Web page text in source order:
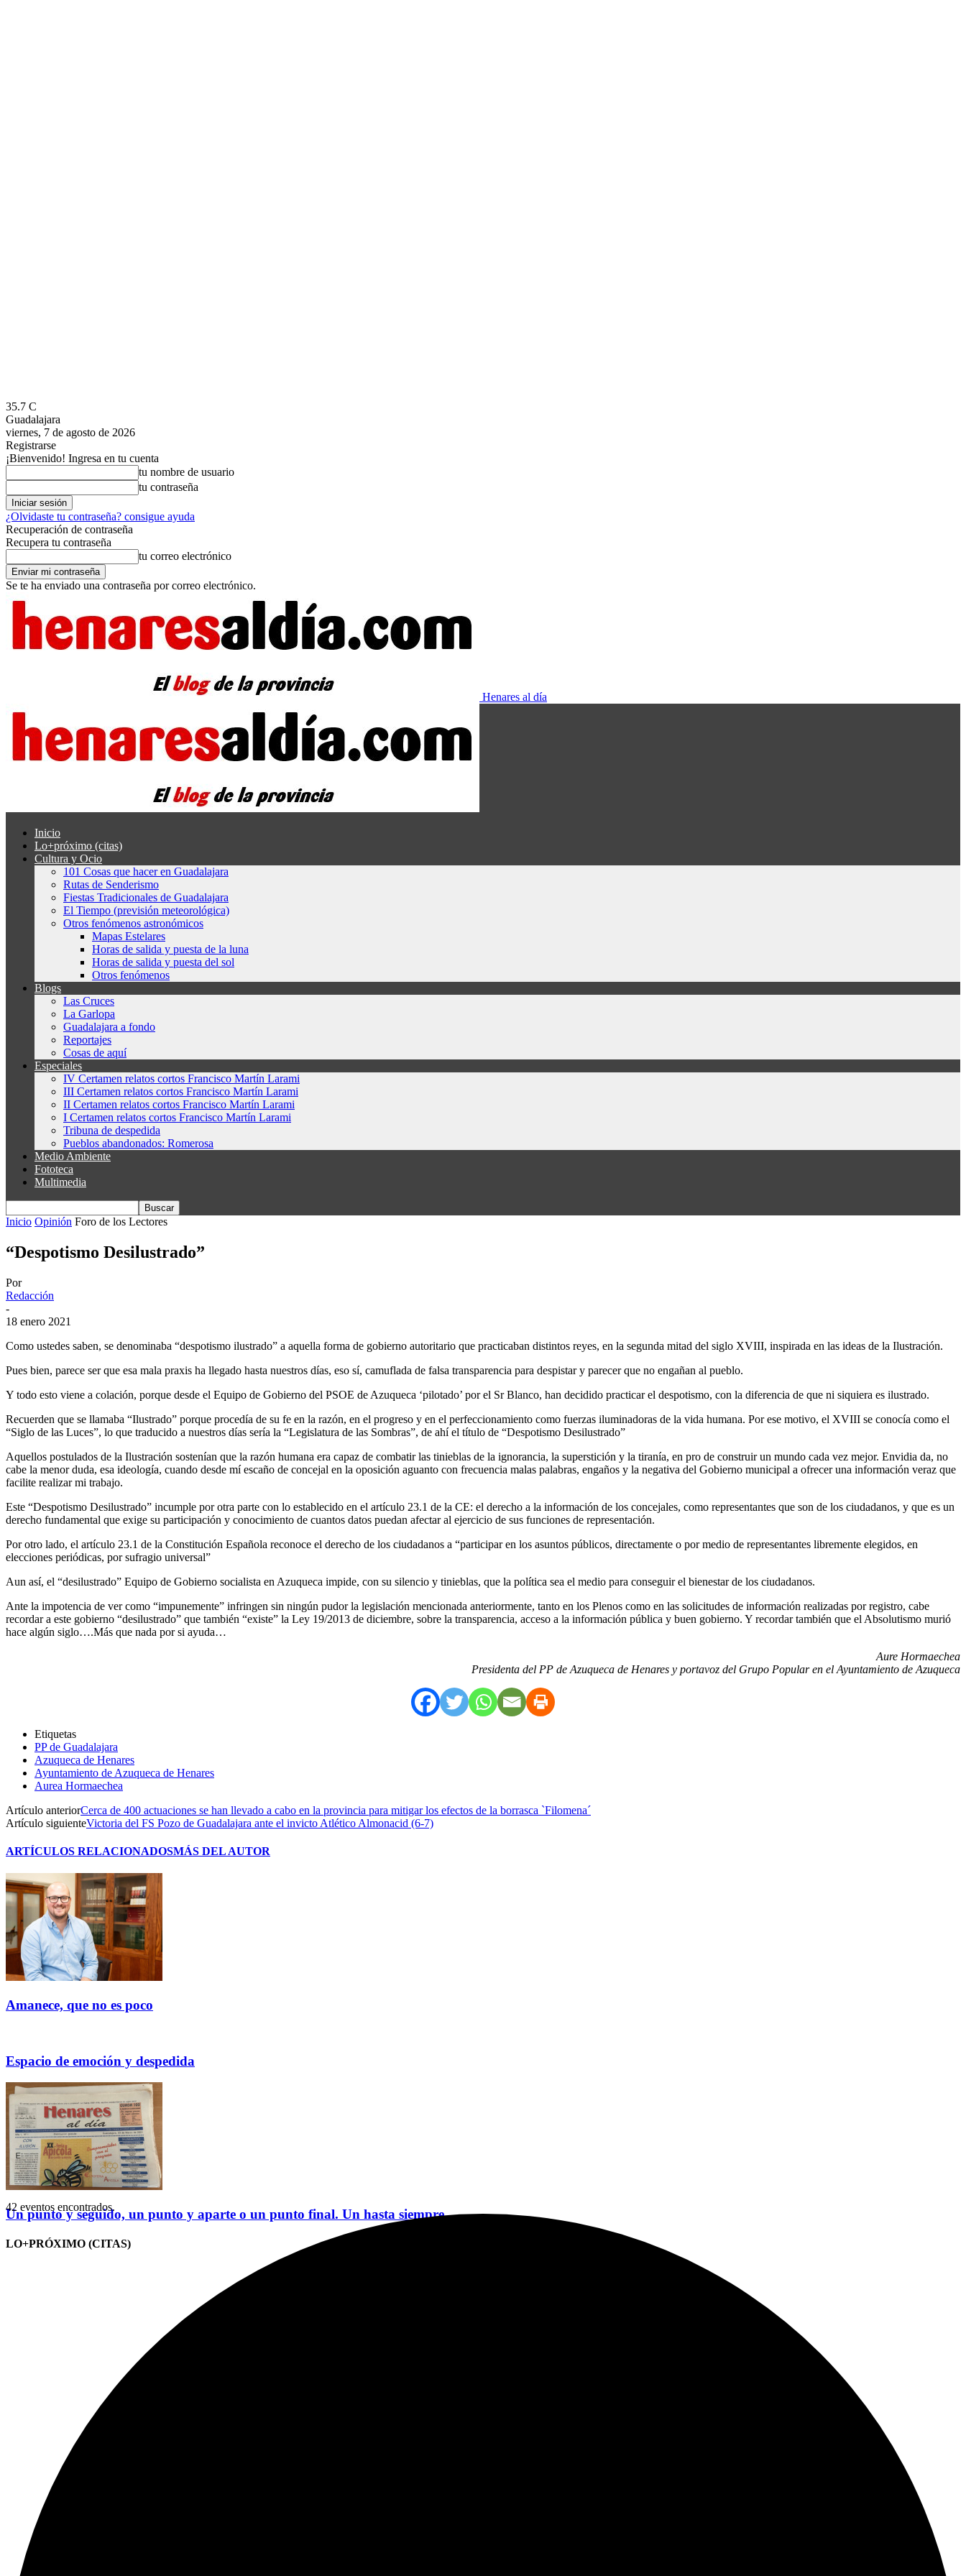
35.7 C
Guadalajara
viernes, 7 de agosto de 2026
Registrarse
¡Bienvenido! Ingresa en tu cuenta
tu nombre de usuario
tu contraseña
¿Olvidaste tu contraseña? consigue ayuda
Recuperación de contraseña
Recupera tu contraseña
tu correo electrónico
Se te ha enviado una contraseña por correo electrónico.
Henares al día
Inicio
Lo+próximo (citas)
Cultura y Ocio
101 Cosas que hacer en Guadalajara
Rutas de Senderismo
Fiestas Tradicionales de Guadalajara
El Tiempo (previsión meteorológica)
Otros fenómenos astronómicos
Mapas Estelares
Horas de salida y puesta de la luna
Horas de salida y puesta del sol
Otros fenómenos
Blogs
Las Cruces
La Garlopa
Guadalajara a fondo
Reportajes
Cosas de aquí
Especiales
IV Certamen relatos cortos Francisco Martín Larami
III Certamen relatos cortos Francisco Martín Larami
II Certamen relatos cortos Francisco Martín Larami
I Certamen relatos cortos Francisco Martín Larami
Tribuna de despedida
Pueblos abandonados: Romerosa
Medio Ambiente
Fototeca
Multimedia
Inicio Opinión Foro de los Lectores
“Despotismo Desilustrado”
Por
Redacción
-
18 enero 2021
Como ustedes saben, se denominaba “despotismo ilustrado” a aquella forma de gobierno autoritario que practicaban distintos reyes, en la segunda mitad del siglo XVIII, inspirada en las ideas de la Ilustración.
Pues bien, parece ser que esa mala praxis ha llegado hasta nuestros días, eso sí, camuflada de falsa transparencia para despistar y parecer que no engañan al pueblo.
Y todo esto viene a colación, porque desde el Equipo de Gobierno del PSOE de Azuqueca ‘pilotado’ por el Sr Blanco, han decidido practicar el despotismo, con la diferencia de que ni siquiera es ilustrado.
Recuerden que se llamaba “Ilustrado” porque procedía de su fe en la razón, en el progreso y en el perfeccionamiento como fuerzas iluminadoras de la vida humana. Por ese motivo, el XVIII se conocía como el
“Siglo de las Luces”, lo que traducido a nuestros días sería la “Legislatura de las Sombras”, de ahí el título de “Despotismo Desilustrado”
Aquellos postulados de la Ilustración sostenían que la razón humana era capaz de combatir las tinieblas de la ignorancia, la superstición y la tiranía, en pro de construir un mundo cada vez mejor. Envidia da, no
cabe la menor duda, esa ideología, cuando desde mí escaño de concejal en la oposición aguanto con frecuencia malas palabras, engaños y la negativa del Gobierno municipal a ofrecer una información veraz que
facilite realizar mi trabajo.
Este “Despotismo Desilustrado” incumple por otra parte con lo establecido en el artículo 23.1 de la CE: el derecho a la información de los concejales, como representantes que son de los ciudadanos, y que es un
derecho fundamental que exige su participación y conocimiento de cuantos datos puedan afectar al ejercicio de sus funciones de representación.
Por otro lado, el artículo 23.1 de la Constitución Española reconoce el derecho de los ciudadanos a “participar en los asuntos públicos, directamente o por medio de representantes libremente elegidos, en
elecciones periódicas, por sufragio universal”
Aun así, el “desilustrado” Equipo de Gobierno socialista en Azuqueca impide, con su silencio y tinieblas, que la política sea el medio para conseguir el bienestar de los ciudadanos.
Ante la impotencia de ver como “impunemente” infringen sin ningún pudor la legislación mencionada anteriormente, tanto en los Plenos como en las solicitudes de información realizadas por registro, cabe
recordar a este gobierno “desilustrado” que también “existe” la Ley 19/2013 de diciembre, sobre la transparencia, acceso a la información pública y buen gobierno. Y recordar también que el Absolutismo murió
hace algún siglo….Más que nada por si ayuda…
Aure Hormaechea
Presidenta del PP de Azuqueca de Henares y portavoz del Grupo Popular en el Ayuntamiento de Azuqueca
Etiquetas
PP de Guadalajara
Azuqueca de Henares
Ayuntamiento de Azuqueca de Henares
Aurea Hormaechea
Artículo anteriorCerca de 400 actuaciones se han llevado a cabo en la provincia para mitigar los efectos de la borrasca `Filomena´
Artículo siguienteVictoria del FS Pozo de Guadalajara ante el invicto Atlético Almonacid (6-7)
ARTÍCULOS RELACIONADOSMÁS DEL AUTOR
Amanece, que no es poco
Espacio de emoción y despedida
Un punto y seguido, un punto y aparte o un punto final. Un hasta siempre
LO+PRÓXIMO (CITAS)
42 eventos encontrados.